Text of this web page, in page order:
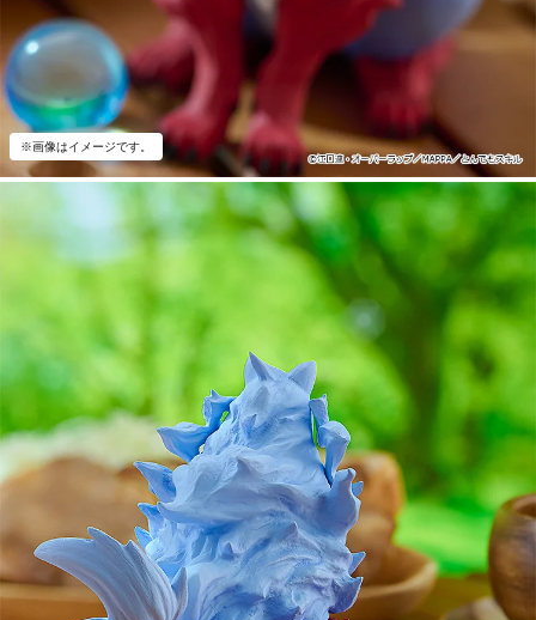
※画像はイメージです。